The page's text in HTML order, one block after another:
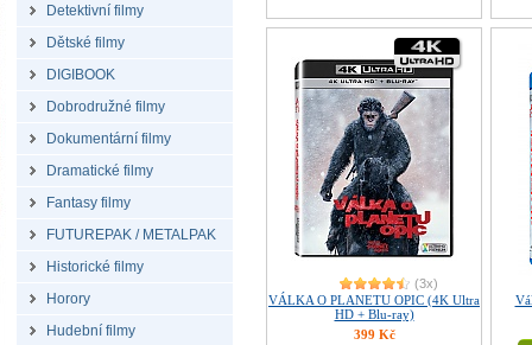
Detektivní filmy
Dětské filmy
DIGIBOOK
Dobrodružné filmy
Dokumentární filmy
Dramatické filmy
Fantasy filmy
FUTUREPAK / METALPAK
Historické filmy
Horory
Hudební filmy
(3x)
VÁLKA O PLANETU OPIC (4K Ultra
HD + Blu-ray)
399 Kč